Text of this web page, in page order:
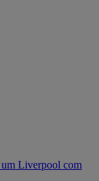
um Liverpool com